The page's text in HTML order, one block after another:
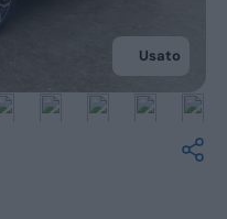
Jeep
Usato